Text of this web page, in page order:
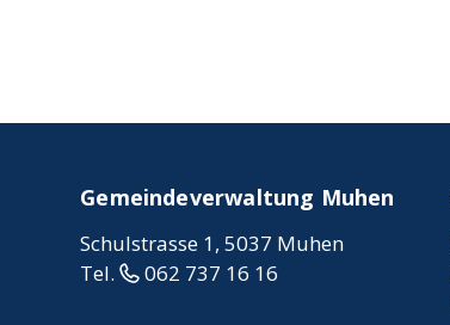
Gemeindeverwaltung Muhen
Schulstrasse 1, 5037 Muhen
Tel.
062 737 16 16